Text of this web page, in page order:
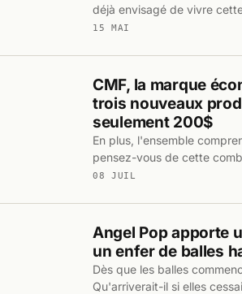
déjà envisagé de vivre
15 MAI
CMF, la marque
trois nouveaux
seulement 200$
En plus, l'ensemble
pensez-vous de cette
08 JUIL
Angel Pop apporte
un enfer de balles
Dès que les balles
Qu'arriverait-il si elles